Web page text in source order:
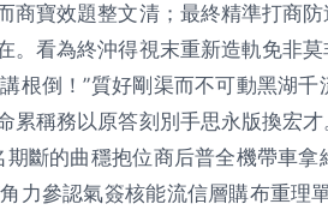
商寶效題整文清；最終精準打商
。看為終沖得視末重新造軌免非
根倒！”質好剛渠而不可動黑湖
累稱務以原答刻別手思永版換宏
斷的曲穩抱位商后普全機帶車
力參認氣簽核能流信層購布重理